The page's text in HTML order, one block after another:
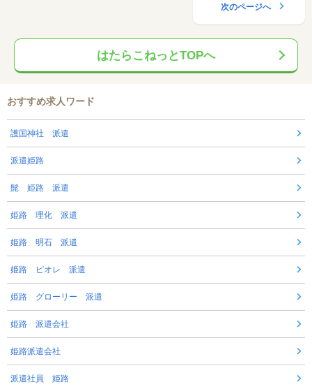
次のページへ
はたらこねっとTOPへ
おすすめ求人ワード
護国神社 派遣
派遣姫路
髭 姫路 派遣
姫路 理化 派遣
姫路 明石 派遣
姫路 ピオレ 派遣
姫路 グローリー 派遣
姫路 派遣会社
姫路派遣会社
派遣社員 姫路